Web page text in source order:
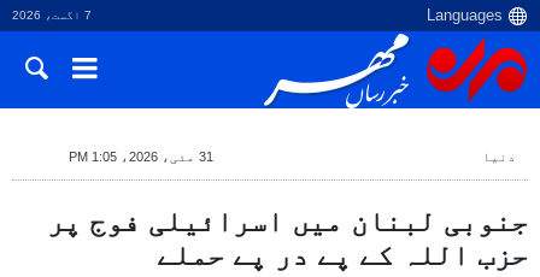
7 اگست، 2026
دنیا 31 مئی، 2026، 1:05 PM
جنوبی لبنان میں اسرائیلی فوج پر
حزب اللہ کے پے در پے حملے